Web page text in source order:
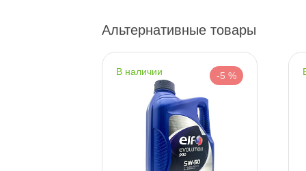
Альтернативные товары
наличии -5 %
Дунайский 27к1Б
0
ПН–ВС10:00 – 21:00
Сегодня, бесплатно
Таллинское ш. 159 (Лента)
10:00 – 21:00
Сегодня, бесплатно